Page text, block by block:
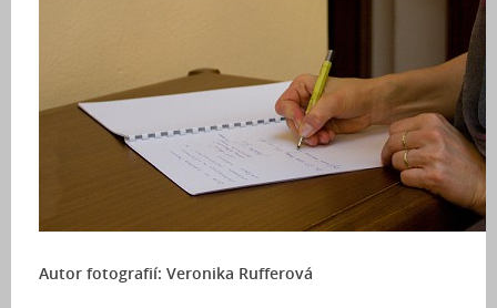
Autor fotografií: Veronika Rufferová